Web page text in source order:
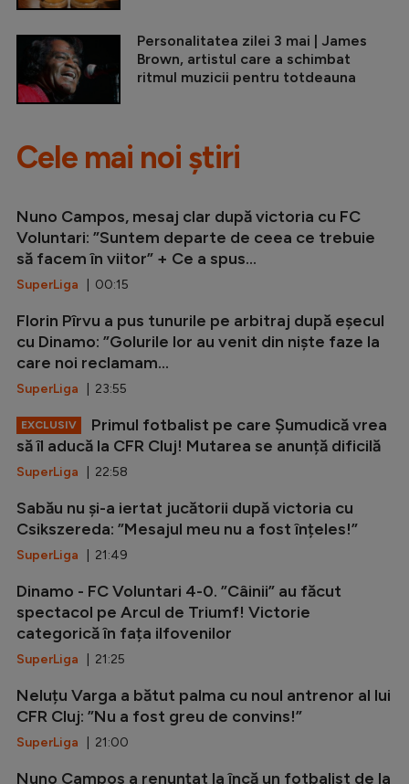
Personalitatea zilei 3 mai | James
Brown, artistul care a schimbat
ritmul muzicii pentru totdeauna
Cele mai noi știri
Nuno Campos, mesaj clar după victoria cu FC
Voluntari: ”Suntem departe de ceea ce trebuie
să facem în viitor” + Ce a spus...
SuperLiga | 00:15
Florin Pîrvu a pus tunurile pe arbitraj după eșecul
cu Dinamo: ”Golurile lor au venit din niște faze la
care noi reclamam...
SuperLiga | 23:55
EXCLUSIV
Primul fotbalist pe care Șumudică vrea
să îl aducă la CFR Cluj! Mutarea se anunță dificilă
SuperLiga | 22:58
Sabău nu și-a iertat jucătorii după victoria cu
Csikszereda: ”Mesajul meu nu a fost înțeles!”
SuperLiga | 21:49
Dinamo - FC Voluntari 4-0. ”Câinii” au făcut
spectacol pe Arcul de Triumf! Victorie
categorică în fața ilfovenilor
SuperLiga | 21:25
Neluțu Varga a bătut palma cu noul antrenor al lui
CFR Cluj: ”Nu a fost greu de convins!”
SuperLiga | 21:00
Nuno Campos a renunțat la încă un fotbalist de la